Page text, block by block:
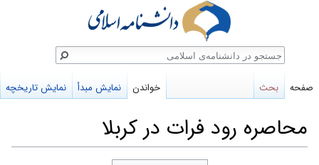
محاصره رود فرات در کربلا
صفحه بحث خواندن نمایش مبدأ نمایش تاریخچه
جستجو